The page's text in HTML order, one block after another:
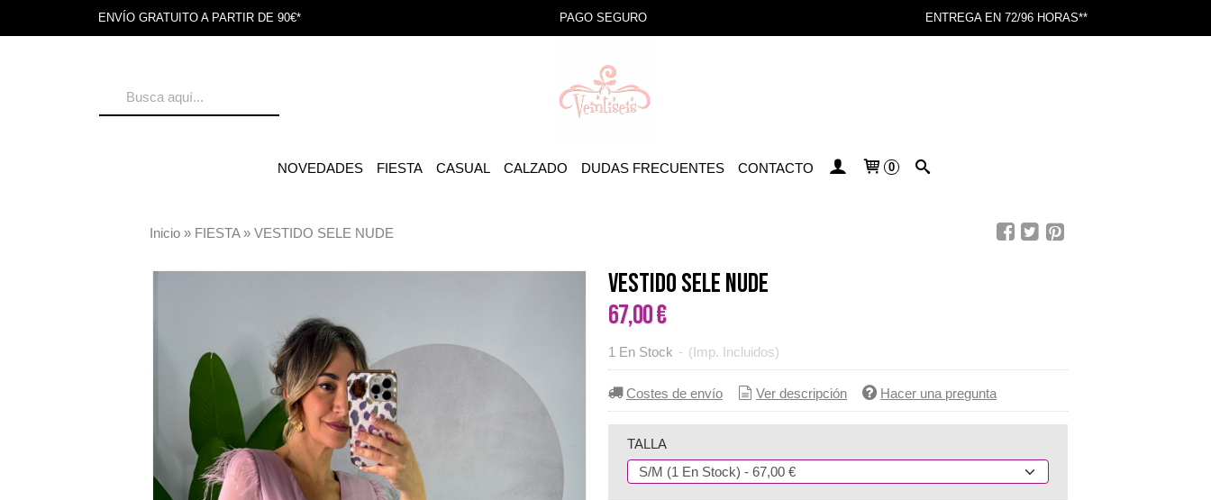
ENVÍO GRATUITO A PARTIR DE 90€* PAGO SEGURO ENTREGA EN 72/96 HORAS**
NOVEDADES FIESTA CASUAL CALZADO DUDAS FRECUENTES CONTACTO 0
Inicio» FIESTA» VESTIDO SELE NUDE
VESTIDO SELE NUDE
67,00 €
1 En Stock - (Imp. Incluidos)
Costes de envío Ver descripción Hacer una pregunta
TALLA